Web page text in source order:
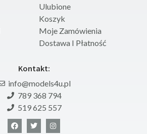
Ulubione
Koszyk
Moje Zamówienia
Dostawa I Płatność
Kontakt:
info@models4u.pl
789 368 794
519 625 557